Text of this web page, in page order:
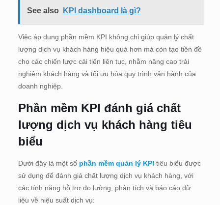
See also KPI dashboard là gì?
Việc áp dụng phần mềm KPI không chỉ giúp quản lý chất
lượng dịch vụ khách hàng hiệu quả hơn mà còn tạo tiền đề
cho các chiến lược cải tiến liên tục, nhằm nâng cao trải
nghiệm khách hàng và tối ưu hóa quy trình vận hành của
doanh nghiệp.
Phần mềm KPI đánh giá chất
lượng dịch vụ khách hàng tiêu
biểu
Dưới đây là một số phần mềm quản lý KPI tiêu biểu được
sử dụng để đánh giá chất lượng dịch vụ khách hàng, với
các tính năng hỗ trợ đo lường, phân tích và báo cáo dữ
liệu về hiệu suất dịch vụ: